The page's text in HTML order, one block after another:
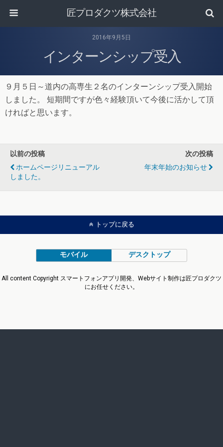
匠プロダクツ株式会社
2016年9月5日
インターンシップ受入
９月５日～道内の高専生２名のインターンシップ受入開始
しました。 短期間ですが色々経験頂いて今後に活かして頂
ければと思います。
以前の投稿
ホームページリニューアル
しました。
次の投稿
年末年始のお知らせ
トップに戻る
モバイル デスクトップ
All content Copyright スマートフォンアプリ開発、Webサイト制作は匠プロダクツ
にお任せください。